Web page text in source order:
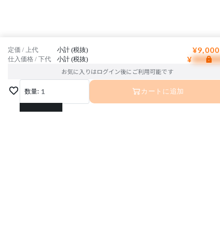
定価 / 上代 小計 (税抜)
仕入価格 / 下代 小計 (税抜) ¥
お気に入りはログイン後にご利用可能です
数量: 1
1
カートに追加